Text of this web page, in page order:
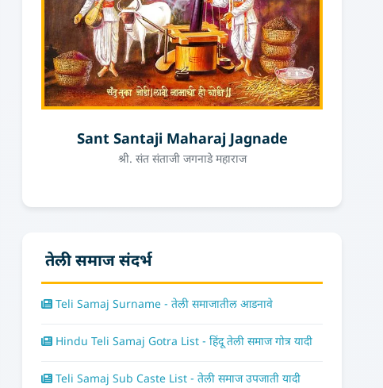
Sant Santaji Maharaj Jagnade
श्री. संत संताजी जगनाडे महाराज
तेली समाज संदर्भ
Teli Samaj Surname - तेली समाजातील आडनावे
Hindu Teli Samaj Gotra List - हिंदू तेली समाज गोत्र यादी
Teli Samaj Sub Caste List - तेली समाज उपजाती यादी